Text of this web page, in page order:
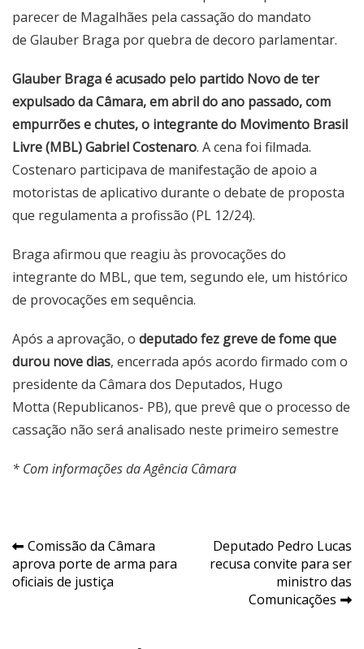
parecer de Magalhães pela cassação do mandato
de Glauber Braga por quebra de decoro parlamentar.
Glauber Braga é acusado pelo partido Novo de ter
expulsado da Câmara, em abril do ano passado, com
empurrões e chutes, o integrante do Movimento Brasil
Livre (MBL) Gabriel Costenaro. A cena foi filmada.
Costenaro participava de manifestação de apoio a
motoristas de aplicativo durante o debate de proposta
que regulamenta a profissão (PL 12/24).
Braga afirmou que reagiu às provocações do
integrante do MBL, que tem, segundo ele, um histórico
de provocações em sequência.
Após a aprovação, o deputado fez greve de fome que
durou nove dias, encerrada após acordo firmado com o
presidente da Câmara dos Deputados, Hugo
Motta (Republicanos- PB), que prevê que o processo de
cassação não será analisado neste primeiro semestre
* Com informações da Agência Câmara
Navegação
de
Comissão da Câmara
aprova porte de arma para
oficiais de justiça
Deputado Pedro Lucas
recusa convite para ser
ministro das
Comunicações